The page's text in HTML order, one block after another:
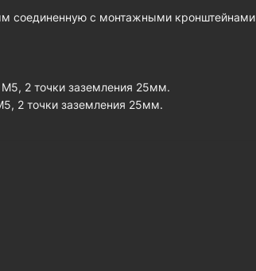
соединенную с монтажными кронштейнами
2 точки заземления 25мм.
2 точки заземления 25мм.